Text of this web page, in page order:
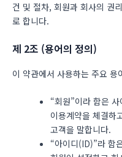
건 및 절차, 회원과 회사의 권
로 합니다.
제 2조 (용어의 정의)
이 약관에서 사용하는 주요
“회원”이라 함은
이용계약을 체결하
고객을 말합니다.
“아이디(ID)”라 함